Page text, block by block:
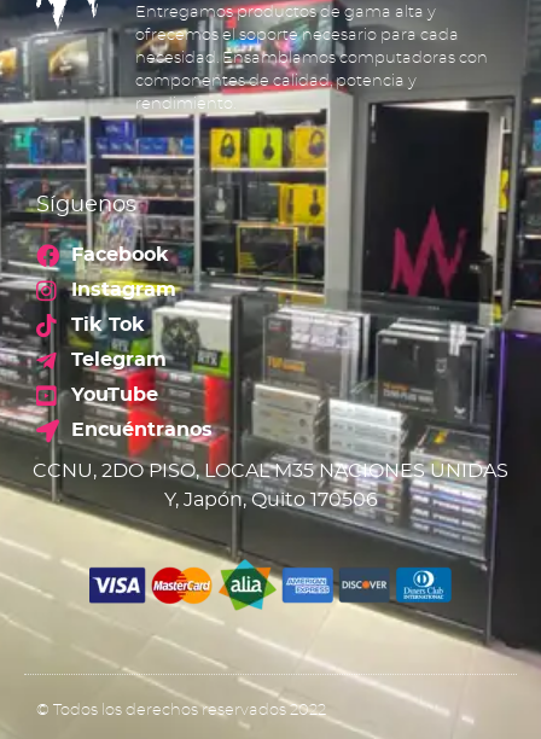
Entregamos productos de gama alta y
ofrecemos el soporte necesario para cada
necesidad. Ensamblamos computadoras con
componentes de calidad, potencia y
rendimiento.
Síguenos
Facebook
Instagram
Tik Tok
Telegram
YouTube
Encuéntranos
CCNU, 2DO PISO, LOCAL M35 NACIONES UNIDAS
Y, Japón, Quito 170506
© Todos los derechos reservados 2022